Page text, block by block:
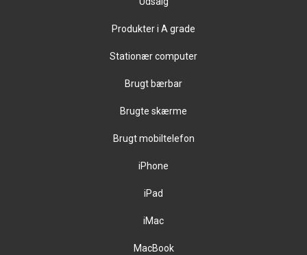
Produkter i A grade
Stationær computer
Brugt bærbar
Brugte skærme
Brugt mobiltelefon
iPhone
iPad
iMac
MacBook